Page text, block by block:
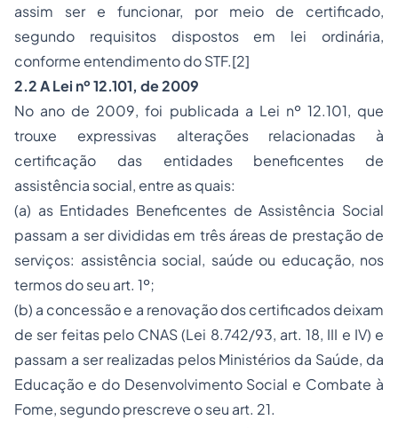
assim ser e funcionar, por meio de certificado,
segundo requisitos dispostos em lei ordinária,
conforme entendimento do STF.[2]
2.2 A Lei nº 12.101, de 2009
No ano de 2009, foi publicada a Lei nº 12.101, que
trouxe expressivas alterações relacionadas à
certificação das entidades beneficentes de
assistência social, entre as quais:
(a) as Entidades Beneficentes de Assistência Social
passam a ser divididas em três áreas de prestação de
serviços: assistência social, saúde ou educação, nos
termos do seu art. 1º;
(b) a concessão e a renovação dos certificados deixam
de ser feitas pelo CNAS (Lei 8.742/93, art. 18, III e IV) e
passam a ser realizadas pelos Ministérios da Saúde, da
Educação e do Desenvolvimento Social e Combate à
Fome, segundo prescreve o seu art. 21.